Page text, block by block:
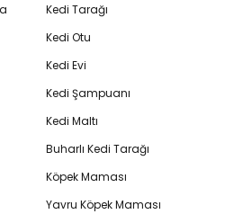
Kedi Tarağı
Kedi Otu
Kedi Evi
Kedi Şampuanı
Kedi Maltı
Buharlı Kedi Tarağı
Köpek Maması
Yavru Köpek Maması